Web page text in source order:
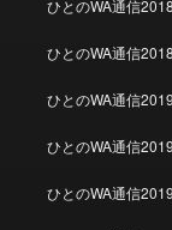
ひとのWA通信
ひとのWA通信
ひとのWA通信
ひとのWA通信
ひとのWA通信